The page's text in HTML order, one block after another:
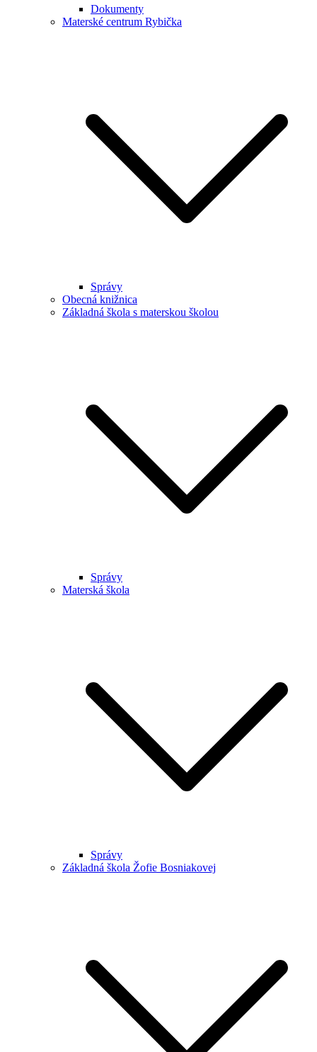
Dokumenty
Materské centrum Rybička
Správy
Obecná knižnica
Základná škola s materskou školou
Správy
Materská škola
Správy
Základná škola Žofie Bosniakovej